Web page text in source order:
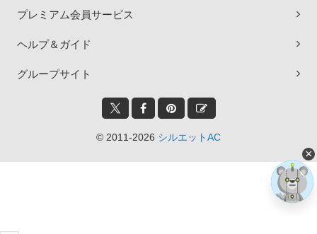
プレミアム会員サービス
ヘルプ＆ガイド
グループサイト
© 2011-2026 シルエットAC
×